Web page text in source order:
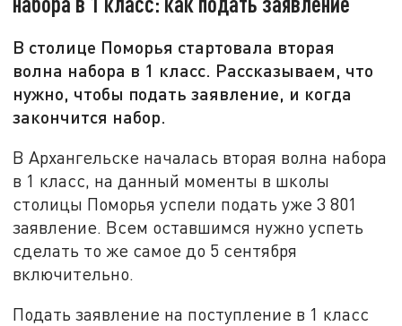
В столице Поморья стартовала вторая
волна набора в 1 класс. Рассказываем, что
нужно, чтобы подать заявление, и когда
закончится набор.
В Архангельске началась вторая волна набора
в 1 класс, на данный моменты в школы
столицы Поморья успели подать уже 3 801
заявление. Всем оставшимся нужно успеть
сделать то же самое до 5 сентября
включительно.
Подать заявление на поступление в 1 класс